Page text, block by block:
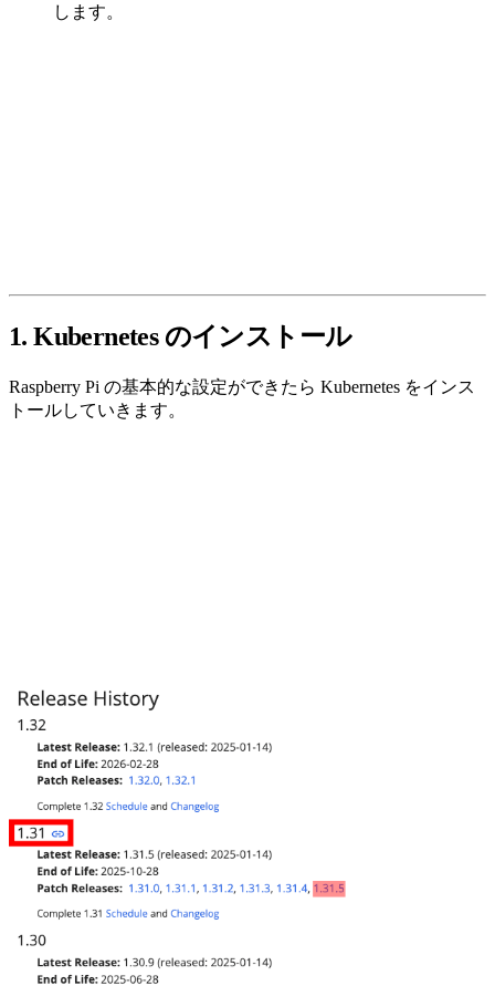
します。
1. Kubernetes のインストール
Raspberry Pi の基本的な設定ができたら Kubernetes をインス
トールしていきます。